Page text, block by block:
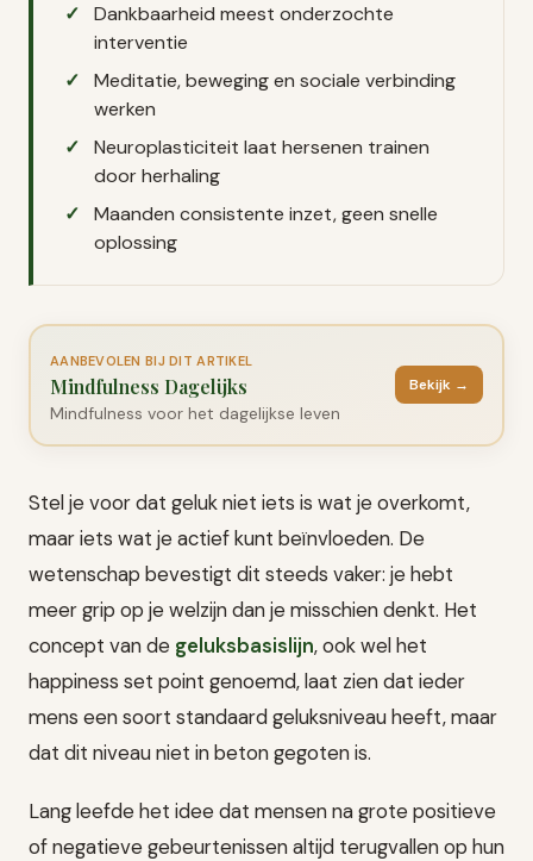
Dankbaarheid meest onderzochte
interventie
Meditatie, beweging en sociale verbinding
werken
Neuroplasticiteit laat hersenen trainen
door herhaling
Maanden consistente inzet, geen snelle
oplossing
AANBEVOLEN BIJ DIT ARTIKEL
Mindfulness Dagelijks
Mindfulness voor het dagelijkse leven
Bekijk →
Stel je voor dat geluk niet iets is wat je overkomt,
maar iets wat je actief kunt beïnvloeden. De
wetenschap bevestigt dit steeds vaker: je hebt
meer grip op je welzijn dan je misschien denkt. Het
concept van de geluksbasislijn, ook wel het
happiness set point genoemd, laat zien dat ieder
mens een soort standaard geluksniveau heeft, maar
dat dit niveau niet in beton gegoten is.
Lang leefde het idee dat mensen na grote positieve
of negatieve gebeurtenissen altijd terugvallen op hun